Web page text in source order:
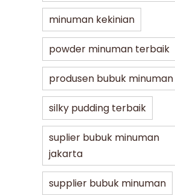
minuman kekinian
powder minuman terbaik
produsen bubuk minuman
silky pudding terbaik
suplier bubuk minuman
jakarta
supplier bubuk minuman